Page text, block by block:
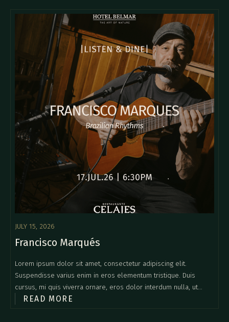
JULY 15, 2026
Francisco Marqués
Lorem ipsum dolor sit amet, consectetur adipiscing elit.
Suspendisse varius enim in eros elementum tristique. Duis
cursus, mi quis viverra ornare, eros dolor interdum nulla, ut
commodo diam libero vitae erat. Aenean faucibus nibh et justo
READ MORE